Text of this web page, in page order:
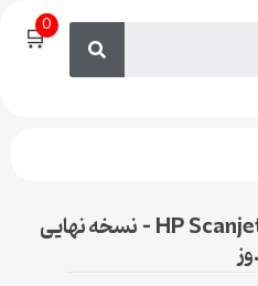
🛒0
دانلود درایور اسکنر HP Scanjet 3770 – نسخه نهایی